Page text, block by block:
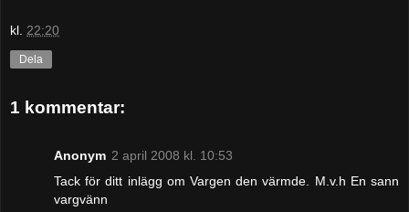
kl. 22:20
Dela
1 kommentar:
Anonym 2 april 2008 kl. 10:53
Tack för ditt inlägg om Vargen den värmde. M.v.h En sann
vargvänn